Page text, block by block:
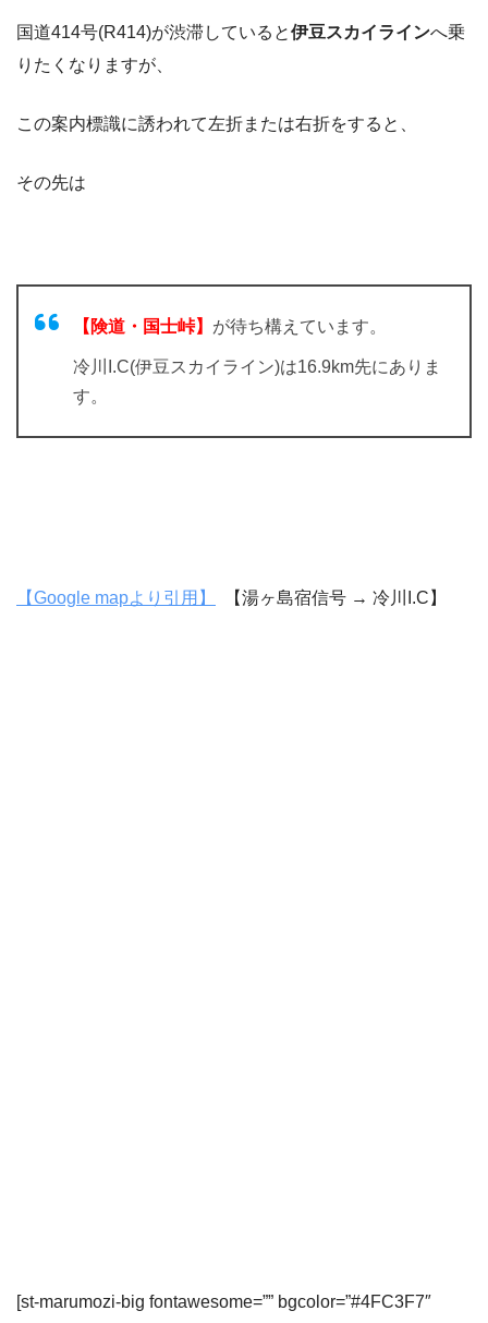
国道414号(R414)が渋滞していると伊豆スカイラインへ乗
りたくなりますが、
この案内標識に誘われて左折または右折をすると、
その先は
【険道・国士峠】 が待ち構えています。
冷川I.C(伊豆スカイライン)は16.9km先にありま
す。
【Google mapより引用】 【湯ヶ島宿信号 → 冷川I.C】
[st-marumozi-big fontawesome=”” bgcolor=”#4FC3F7″